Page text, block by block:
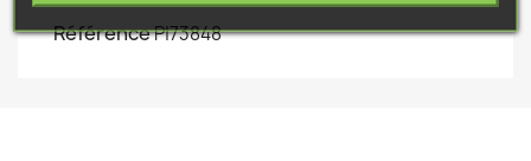
RéférenceP|73848